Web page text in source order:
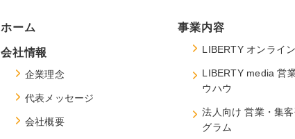
ホーム
会社情報
企業理念
代表メッセージ
会社概要
事業内容
LIBERTYオンライ
LIBERTY media 営
ウハウ
法人向け 営業・集客
グラム